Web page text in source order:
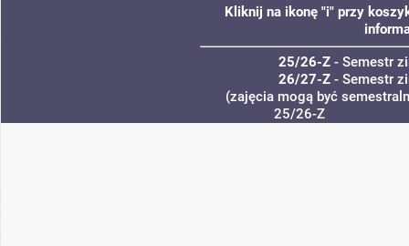
Kliknij na ikonę "i" przy
25/26-Z- Semestr
26/27-Z- Semestr
(zajęcia mogą być
25/26-Z